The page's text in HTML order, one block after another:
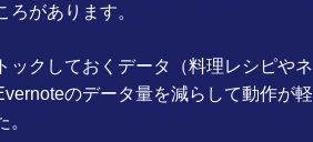
があります。
ックしておくデータ（料理レシピやネ
のデータ量を減らして動作が軽